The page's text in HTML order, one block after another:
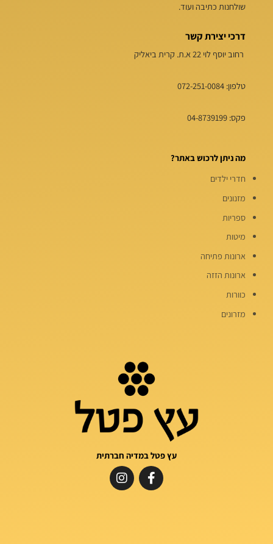
שולחנות כתיבה ועוד.
דרכי יצירת קשר
רחוב יוסף לוי 22 א.ת. קרית ביאליק
טלפון: 072-251-0084
פקס: 04-8739199
מה ניתן לרכוש באתר?
חדרי ילדים
מזנונים
ספריות
מיטות
ארונות פתיחה
ארונות הזזה
כוורות
מזרונים
עץ פטל במדיה חברתית